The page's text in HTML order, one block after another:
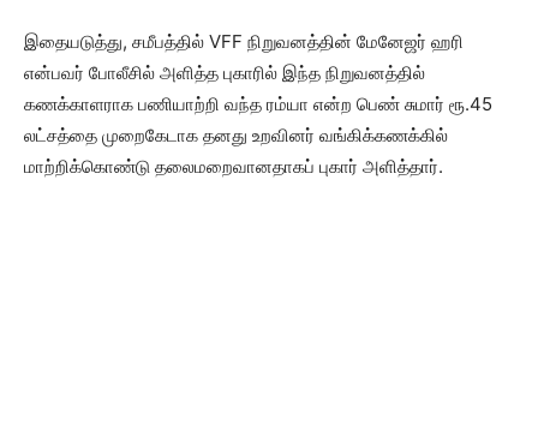
இதையடுத்து, சமீபத்தில் VFF நிறுவனத்தின் மேனேஜர் ஹரி
என்பவர் போலீசில் அளித்த புகாரில் இந்த நிறுவனத்தில்
கணக்காளராக பணியாற்றி வந்த ரம்யா என்ற பெண் சுமார் ரூ.45
லட்சத்தை முறைகேடாக தனது உறவினர் வங்கிக்கணக்கில்
மாற்றிக்கொண்டு தலைமறைவானதாகப் புகார் அளித்தார்.